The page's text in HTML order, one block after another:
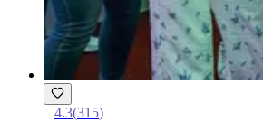
4.3(315)